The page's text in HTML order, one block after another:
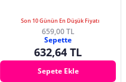
Son 10 Günün En Düşük Fiyatı
659,00 TL
Sepette
632,64 TL
Sepete Ekle